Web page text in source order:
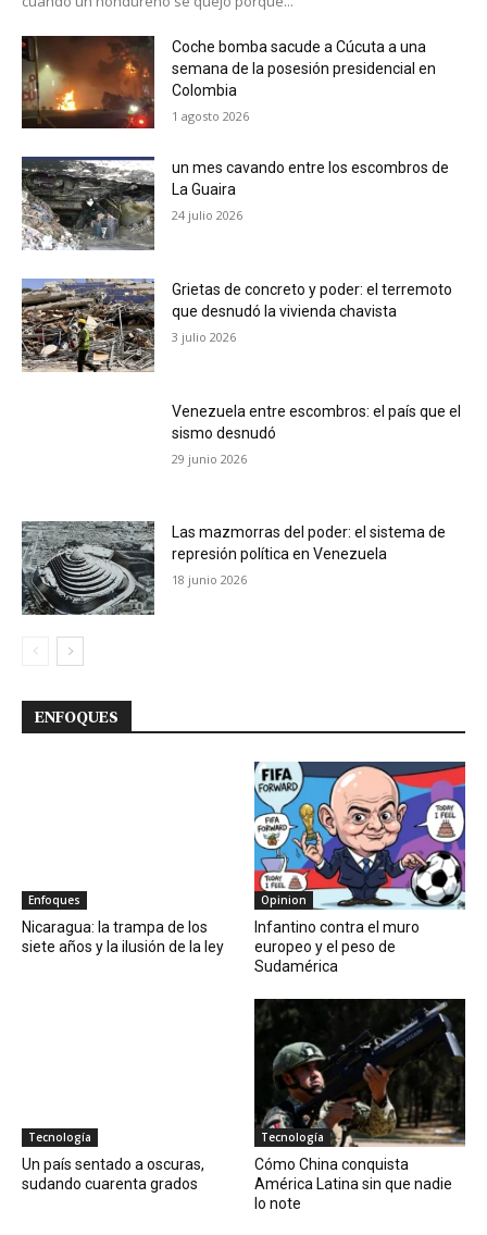
Coche bomba sacude a Cúcuta a una
semana de la posesión presidencial en
Colombia
1 agosto 2026
un mes cavando entre los escombros de
La Guaira
24 julio 2026
Grietas de concreto y poder: el terremoto
que desnudó la vivienda chavista
3 julio 2026
Venezuela entre escombros: el país que el
sismo desnudó
29 junio 2026
Las mazmorras del poder: el sistema de
represión política en Venezuela
18 junio 2026
ENFOQUES
Enfoques
Nicaragua: la trampa de los
siete años y la ilusión de la ley
Opinion
Infantino contra el muro
europeo y el peso de
Sudamérica
Tecnología
Un país sentado a oscuras,
sudando cuarenta grados
Tecnología
Cómo China conquista
América Latina sin que nadie
lo note